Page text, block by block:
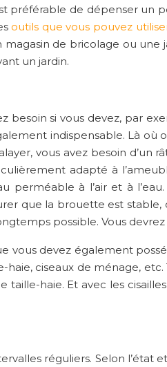
de dépenser un
outils que vous pouvez
de bricolage ou une
un jardin.
besoin si vous devez, par
indispensable. Là où
vous avez besoin d’un
adapté à
à l’air et à
que la brouette est
possible. Vous
vous devez également
ciseaux de ménage,
haie. Et avec les
réguliers. Selon l’état